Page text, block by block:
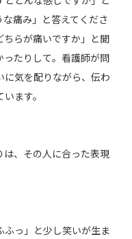
痛み」と答えてくださ
らが痛いですか」と聞
たりして。看護師が問
気を配りながら、伝わ
ます。
、その人に合った表現
っ」と少し笑いが生ま